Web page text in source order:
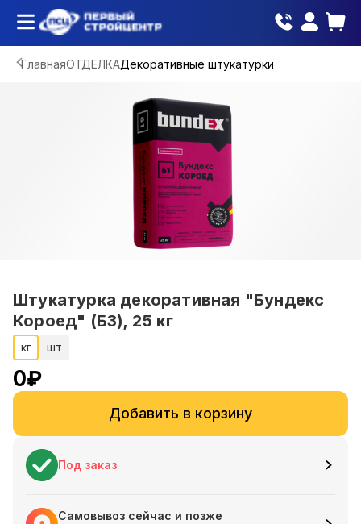
ГлавнаяОТДЕЛКАДекоративные штукатурки
Штукатурка декоративная "Бундекс
Короед" (Б3), 25 кг
кг шт
0₽
Добавить в корзину
Под заказ
Самовывоз сейчас и позже